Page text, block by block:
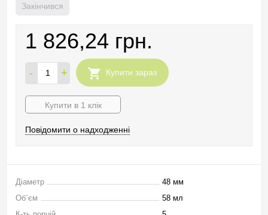
Закінчився
1 826,24 грн.
- + Купити зараз
Купити в 1 клік
Повідомити о надходженні
Діаметр
48 мм
Об`єм
58 мл